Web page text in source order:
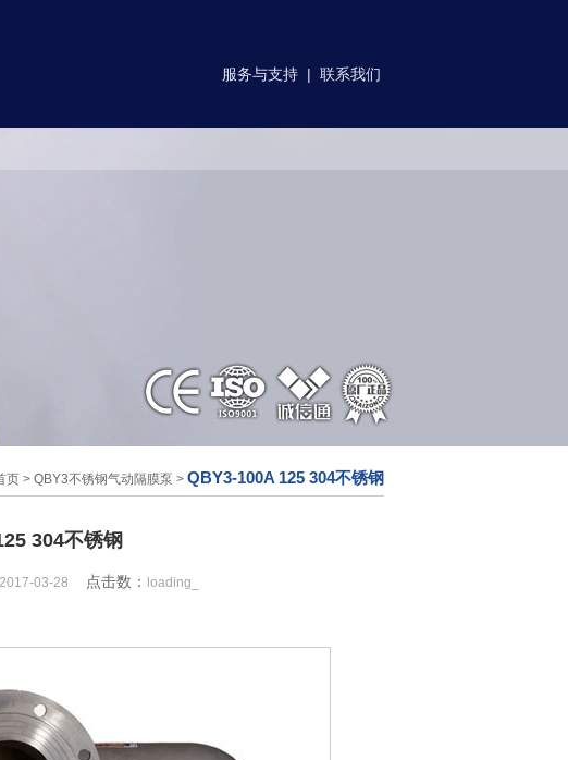
服务与支持 | 联系我们
页> QBY3不锈钢气动隔膜泵 > QBY3-100A 125 304不锈钢
304不锈钢
2017-03-28 点击数： loading_